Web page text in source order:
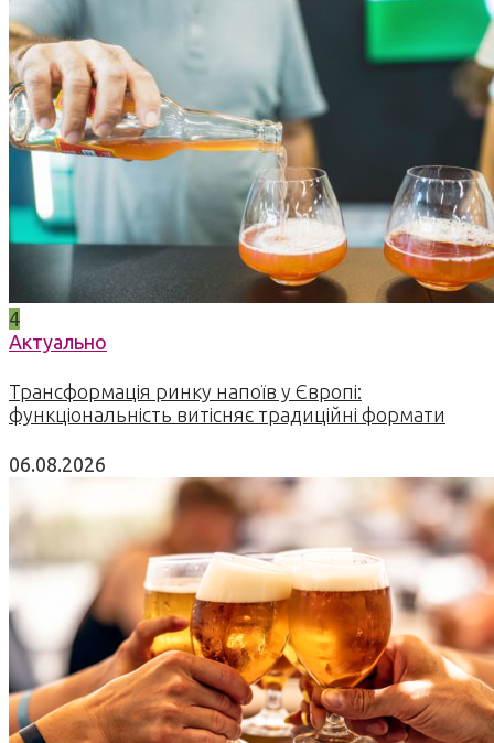
4
Актуально
Трансформація ринку напоїв у Європі:
функціональність витісняє традиційні формати
06.08.2026